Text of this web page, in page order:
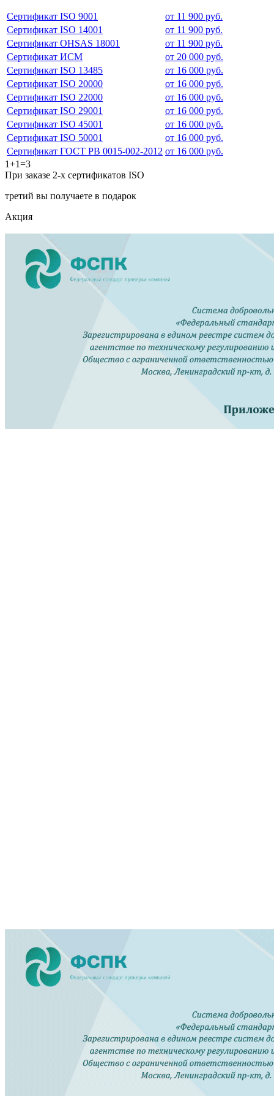
Сертификат ISO 9001
от 11 900 руб.
Сертификат ISO 14001
от 11 900 руб.
Сертификат OHSAS 18001
от 11 900 руб.
Сертификат ИСМ
от 20 000 руб.
Сертификат ISO 13485
от 16 000 руб.
Сертификат ISO 20000
от 16 000 руб.
Сертификат ISO 22000
от 16 000 руб.
Сертификат ISO 29001
от 16 000 руб.
Сертификат ISO 45001
от 16 000 руб.
Сертификат ISO 50001
от 16 000 руб.
Сертификат ГОСТ РВ 0015-002-2012 от 16 000 руб.
1+1=3
При заказе 2-х сертификатов ISO
третий вы получаете в подарок
Акция